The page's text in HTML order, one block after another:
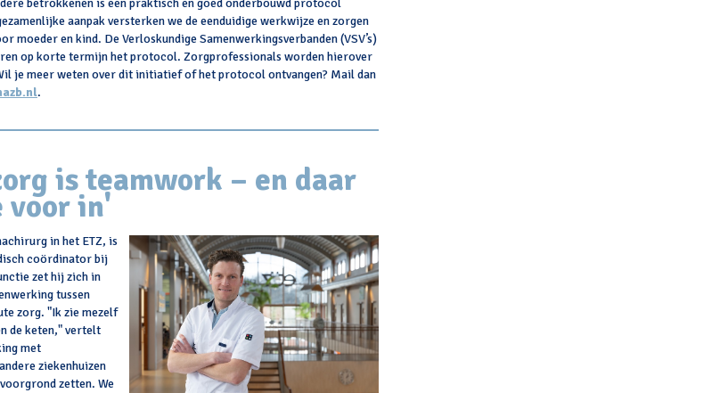
betrokkenen is een praktisch en goed onderbouwd protocol
aanpak versterken we de eenduidige werkwijze en zorgen
moeder en kind. De Verloskundige Samenwerkingsverbanden (VSV’s)
op korte termijn het protocol. Zorgprofessionals worden hierover
je meer weten over dit initiatief of het protocol ontvangen? Mail dan
.
is teamwork – en daar
voor in'
in het ETZ, is
coördinator bij
zet hij zich in
tussen
zorg. "Ik zie mezelf
de keten," vertelt
met
ziekenhuizen
zetten. We